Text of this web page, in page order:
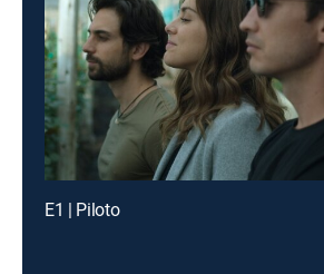
E1 | Piloto